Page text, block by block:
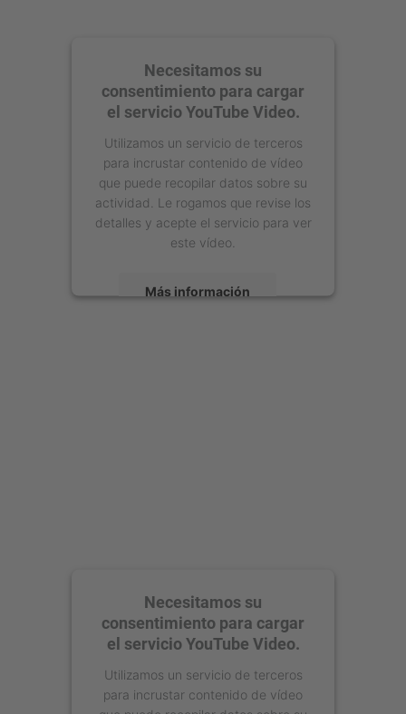
Necesitamos su
consentimiento para cargar
el servicio YouTube Video.
Utilizamos un servicio de terceros
para incrustar contenido de vídeo
que puede recopilar datos sobre su
actividad. Le rogamos que revise los
detalles y acepte el servicio para ver
este vídeo.
Más información
Necesitamos su
consentimiento para cargar
el servicio YouTube Video.
Utilizamos un servicio de terceros
para incrustar contenido de vídeo